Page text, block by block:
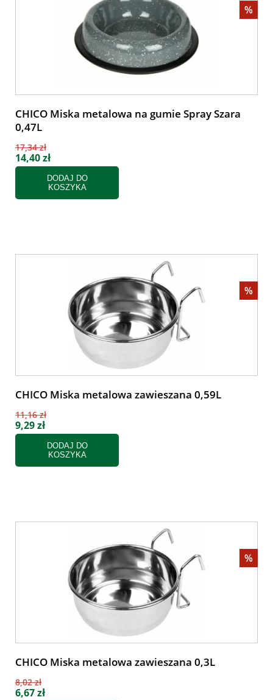
%
CHICO Miska metalowa na gumie Spray Szara
0,47L
17,34 zł
14,40 zł
DODAJ DO
KOSZYKA
%
CHICO Miska metalowa zawieszana 0,59L
11,16 zł
9,29 zł
DODAJ DO
KOSZYKA
%
CHICO Miska metalowa zawieszana 0,3L
8,02 zł
6,67 zł